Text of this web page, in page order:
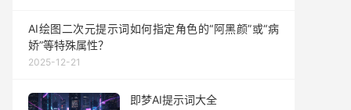
AI绘图二次元提示词如何指定角色的“阿黑颜”或“病
娇”等特殊属性？
2025-12-21
即梦AI提示词大全